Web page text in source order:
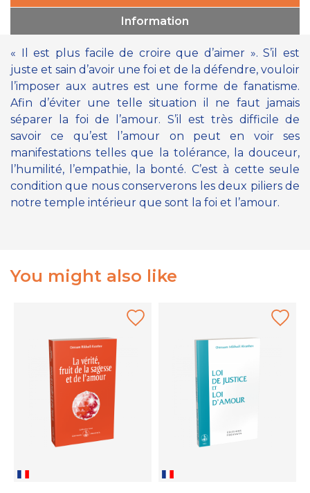
Information
« Il est plus facile de croire que d’aimer ». S’il est
juste et sain d’avoir une foi et de la défendre, vouloir
l’imposer aux autres est une forme de fanatisme.
Afin d’éviter une telle situation il ne faut jamais
séparer la foi de l’amour. S’il est très difficile de
savoir ce qu’est l’amour on peut en voir ses
manifestations telles que la tolérance, la douceur,
l’humilité, l’empathie, la bonté. C’est à cette seule
condition que nous conserverons les deux piliers de
notre temple intérieur que sont la foi et l’amour.
You might also like